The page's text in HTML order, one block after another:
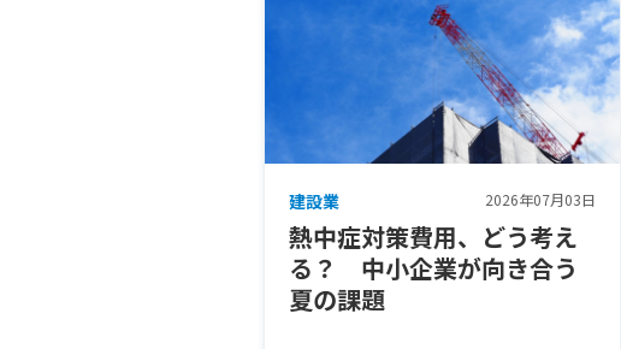
建設業 2026年07月03日
熱中症対策費用、どう考え
る？ 中小企業が向き合う
夏の課題